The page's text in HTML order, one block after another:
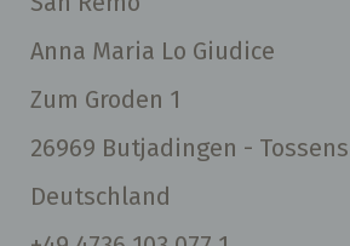
Anna Maria Lo Giudice
Zum Groden 1
26969 Butjadingen - Tossens
Deutschland